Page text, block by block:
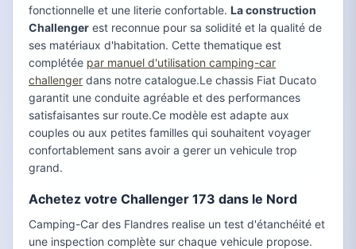
fonctionnelle et une literie confortable. La construction
Challenger est reconnue pour sa solidité et la qualité de
ses matériaux d'habitation. Cette thematique est
complétée par manuel d'utilisation camping-car
challenger dans notre catalogue.Le chassis Fiat Ducato
garantit une conduite agréable et des performances
satisfaisantes sur route.Ce modèle est adapte aux
couples ou aux petites familles qui souhaitent voyager
confortablement sans avoir a gerer un vehicule trop
grand.
Achetez votre Challenger 173 dans le Nord
Camping-Car des Flandres realise un test d'étanchéité et
une inspection complète sur chaque vehicule propose.